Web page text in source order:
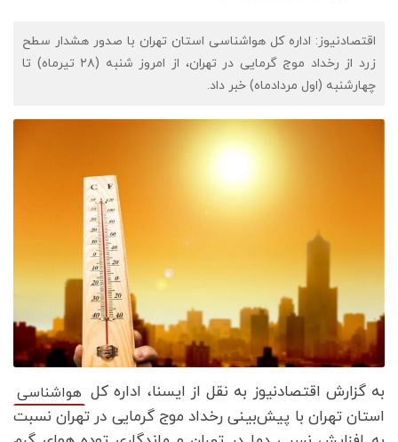
اقتصادنیوز: اداره کل هواشناسی استان تهران با صدور هشدار سطح
زرد از رخداد موج گرمایی در تهران، از امروز شنبه (۲۸ تیرماه) تا
چهارشنبه (اول مردادماه) خبر داد.
به گزارش اقتصادنیوز به نقل از ایسنا، اداره کل هواشناسی
استان تهران با پیش‌بینی رخداد موج گرمایی در تهران نسبت